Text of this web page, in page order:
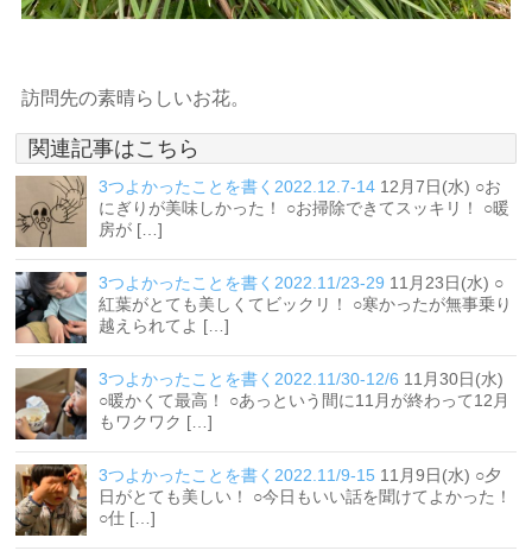
訪問先の素晴らしいお花。
関連記事はこちら
3つよかったことを書く2022.12.7-14 12月7日(水) ○お
にぎりが美味しかった！ ○お掃除できてスッキリ！ ○暖
房が […]
3つよかったことを書く2022.11/23-29 11月23日(水) ○
紅葉がとても美しくてビックリ！ ○寒かったが無事乗り
越えられてよ […]
3つよかったことを書く2022.11/30-12/6 11月30日(水)
○暖かくて最高！ ○あっという間に11月が終わって12月
もワクワク […]
3つよかったことを書く2022.11/9-15 11月9日(水) ○夕
日がとても美しい！ ○今日もいい話を聞けてよかった！
○仕 […]